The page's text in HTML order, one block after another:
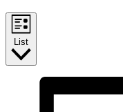
List